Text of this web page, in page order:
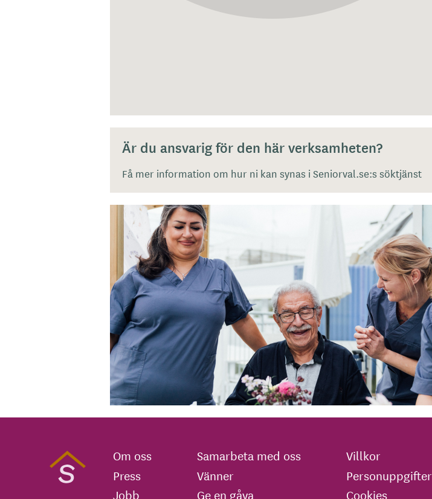
Är du ansvarig för den här verksamheten?
Få mer information om hur ni kan synas i Seniorval.se:s söktjänst
Om oss
Press
Jobb
Samarbeta med oss
Vänner
Ge en gåva
Villkor
Personuppgifter
Cookies